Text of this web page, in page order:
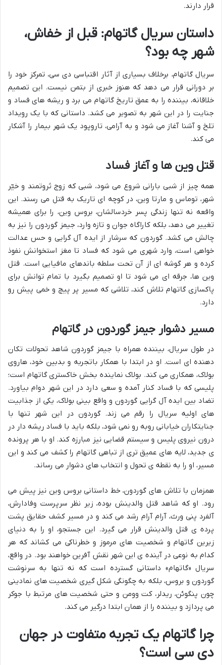
قرار دارند.
داستان سریال گاتهام: قبل از خفاش،
شهر چه بود؟
سریال گاتهام، برخلاف بسیاری از آثار اقتباسی دی سی، تمرکز خود را
بر دورانی قرار می دهد که هنوز خبری از بتمن نیست. این تصمیم
خلاقانه، بیننده را به عمق تاریخ گاتهام می برد و ریشه های فساد و
جنایت را در این شهر به تصویر می کشد. داستانی که با یک رویداد
تلخ و آشنا آغاز می شود و به آرامی، تاروپود یک شهر بیمار را آشکار
می کند.
قتل وین ها و آغاز فساد
همه چیز از شبی بارانی شروع می شود، شبی که زوج ثروتمند و خیّر
شهر، توماس و مارتا وین، در کوچه ای تاریک به قتل می رسند. این
واقعه نه تنها زندگی پسر خردسالشان، بروس وین، را برای همیشه
تغییر می دهد، بلکه کاراگاه جوان و تازه وارد، جیمز گوردون را نیز به
چالش می کشد. گوردون که سرشار از ایده آل گرایی و حس عدالت
خواهی است، وارد شهری می شود که فساد تا مغز استخوانش نفوذ
کرده و هر گوشه ای از آن تحت سلطه باندهای مافیایی است. قتل
وین ها، جرقه ای می شود تا او تصمیم بگیرد با تمام توانش برای
پاکسازی گاتهام تلاش کند، تلاشی که مسیر پر پیچ و خمی پیش رو
دارد.
مسیر دشوار جیمز گوردون در گاتهام
در طول سریال، بیننده همراه با جیمز گوردون شاهد تحولات تکان
دهنده ای است. او در ابتدا با همکار باتجربه و بدبین خود، هاروی
بولاک، همکاری می کند. بولاک نماینده بخش خاکستری گاتهام است؛
پلیسی که با فساد کنار آمده و سعی دارد در این شهر دوام بیاورد.
تضاد بین ایده آل گرایی گوردون و واقع بینی بولاک، یکی از جذابیت
های اولیه سریال را رقم می زند. گوردون در این شهر تنها با
جنایتکاران خیابانی روبه رو نمی شود، بلکه باید با فساد ریشه دار در
درون نیروی پلیس و سیستم قضایی نیز مبارزه کند. او با هر پرونده
ی جدید، لایه های عمیق تری از تباهی گاتهام را کشف می کند و این
مسیر، او را به نقطه ی تحول و انتخاب های دشوار می رساند.
همزمان با تلاش های گوردون، خط داستانی بروس وین نیز پیش می
رود. او که شاهد قتل والدینش بوده، زیر نظر سرپرست وفادارش،
آلفرد پنی ورث، آرام آرام رشد می کند و در مسیر کشف حقایق پشت
پرده ی قتل والدینش قرار می گیرد. این جستجو، او را به دنیای
زیرین گاتهام و شخصیت های مرموز و خطرناکی می کشاند که هر
کدام به نوعی در آینده ی این شهر نقش آفرین خواهند بود. در واقع،
سریال «گاتهام» داستانی گسترده است که نه تنها به سرنوشت
گوردون و بروس، بلکه به چگونگی شکل گیری شخصیت های نمادینی
چون پنگوئن، ریدلر، کت وومن و حتی شخصیت های مرتبط با جوکر
می پردازد و بیننده را از همان ابتدا درگیر می کند.
چرا گاتهام یک تجربه متفاوت در جهان
دی سی است؟